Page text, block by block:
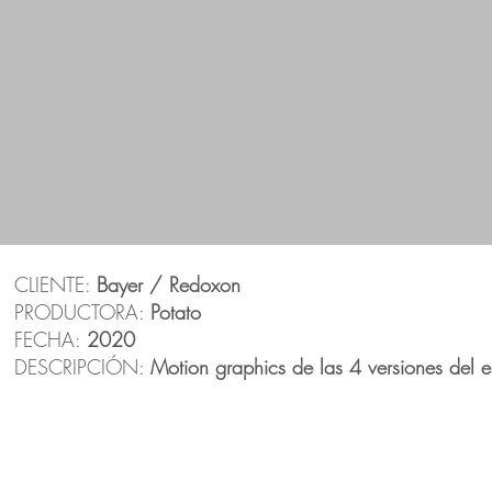
CLIENTE: Bayer / Redoxon
PRODUCTORA: Potato
FECHA: 2020
DESCRIPCIÓN: Motion graphics de las 4 versiones del